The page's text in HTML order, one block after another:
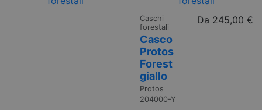
Caschi
forestali
Casco
Protos
Forest
giallo
Protos
204000-Y
Da 245,00 €